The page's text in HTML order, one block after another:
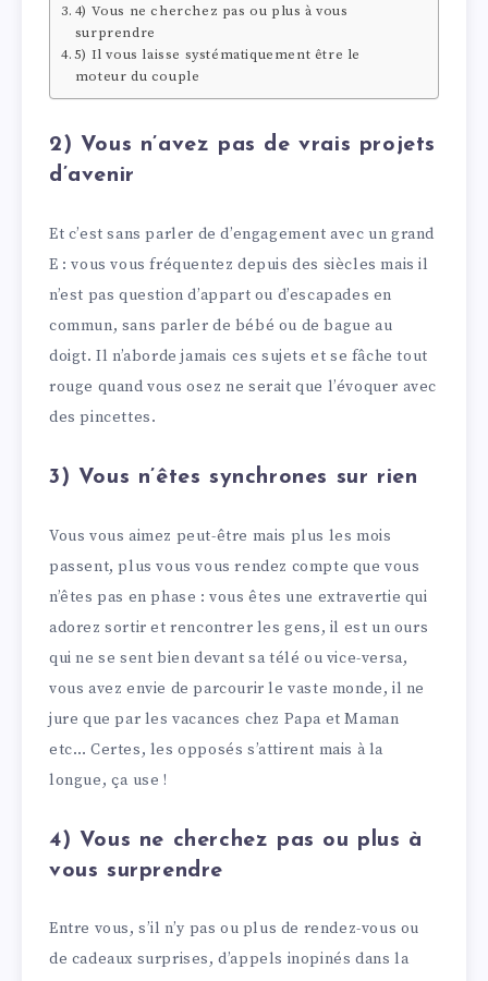
4) Vous ne cherchez pas ou plus à vous
surprendre
5) Il vous laisse systématiquement être le
moteur du couple
2) Vous n’avez pas de vrais projets
d’avenir
Et c’est sans parler de d’engagement avec un grand
E : vous vous fréquentez depuis des siècles mais il
n’est pas question d’appart ou d’escapades en
commun, sans parler de bébé ou de bague au
doigt. Il n’aborde jamais ces sujets et se fâche tout
rouge quand vous osez ne serait que l’évoquer avec
des pincettes.
3) Vous n’êtes synchrones sur rien
Vous vous aimez peut-être mais plus les mois
passent, plus vous vous rendez compte que vous
n’êtes pas en phase : vous êtes une extravertie qui
adorez sortir et rencontrer les gens, il est un ours
qui ne se sent bien devant sa télé ou vice-versa,
vous avez envie de parcourir le vaste monde, il ne
jure que par les vacances chez Papa et Maman
etc… Certes, les opposés s’attirent mais à la
longue, ça use !
4) Vous ne cherchez pas ou plus à
vous surprendre
Entre vous, s’il n’y pas ou plus de rendez-vous ou
de cadeaux surprises, d’appels inopinés dans la